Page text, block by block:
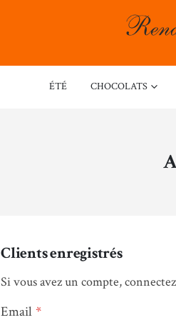
ÉTÉ CHOCOLATS
Clients enregistrés
Si vous avez un compte,
Email